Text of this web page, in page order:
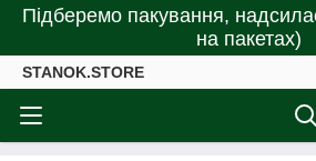
Підберемо пакування,
на пакетах)
STANOK.STORE